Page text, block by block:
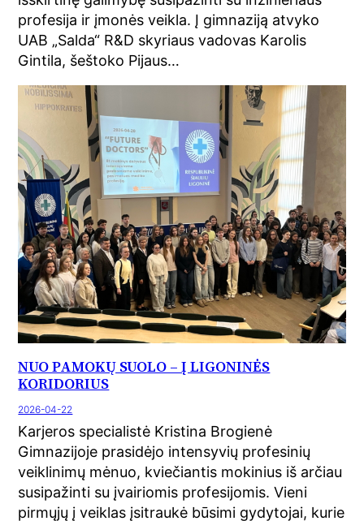
profesija ir įmonės veikla. Į gimnaziją atvyko
UAB „Salda“ R&D skyriaus vadovas Karolis
Gintila, šeštoko Pijaus…
NUO PAMOKŲ SUOLO – Į LIGONINĖS
KORIDORIUS
2026-04-22
Karjeros specialistė Kristina Brogienė
Gimnazijoje prasidėjo intensyvių profesinių
veiklinimų mėnuo, kviečiantis mokinius iš arčiau
susipažinti su įvairiomis profesijomis. Vieni
pirmųjų į veiklas įsitraukė būsimi gydytojai, kurie